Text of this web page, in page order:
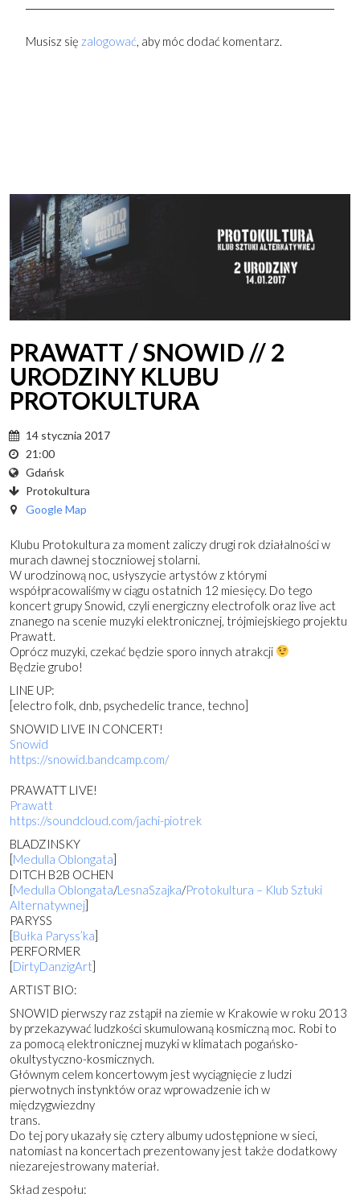
Musisz się zalogować, aby móc dodać komentarz.
PRAWATT / SNOWID // 2
URODZINY KLUBU
PROTOKULTURA
14 stycznia 2017
21:00
Gdańsk
Protokultura
Google Map
Klubu Protokultura za moment zaliczy drugi rok działalności w
murach dawnej stoczniowej stolarni.
W urodzinową noc, usłyszycie artystów z którymi
współpracowaliśmy w ciągu ostatnich 12 miesięcy. Do tego
koncert grupy Snowid, czyli energiczny electrofolk oraz live act
znanego na scenie muzyki elektronicznej, trójmiejskiego projektu
Prawatt.
Oprócz muzyki, czekać będzie sporo innych atrakcji
Będzie grubo!
LINE UP:
[electro folk, dnb, psychedelic trance, techno]
SNOWID LIVE IN CONCERT!
Snowid
https://snowid.bandcamp.com/
PRAWATT LIVE!
Prawatt
https://soundcloud.com/jachi-piotrek
BLADZINSKY
[Medulla Oblongata]
DITCH B2B OCHEN
[Medulla Oblongata/LesnaSzajka/Protokultura – Klub Sztuki
Alternatywnej]
PARYSS
[Bułka Paryss’ka]
PERFORMER
[DirtyDanzigArt]
ARTIST BIO:
SNOWID pierwszy raz zstąpił na ziemie w Krakowie w roku 2013
by przekazywać ludzkości skumulowaną kosmiczną moc. Robi to
za pomocą elektronicznej muzyki w klimatach pogańsko-
okultystyczno-kosmicznych.
Głównym celem koncertowym jest wyciągnięcie z ludzi
pierwotnych instynktów oraz wprowadzenie ich w
międzygwiezdny
trans.
Do tej pory ukazały się cztery albumy udostępnione w sieci,
natomiast na koncertach prezentowany jest także dodatkowy
niezarejestrowany materiał.
Skład zespołu: